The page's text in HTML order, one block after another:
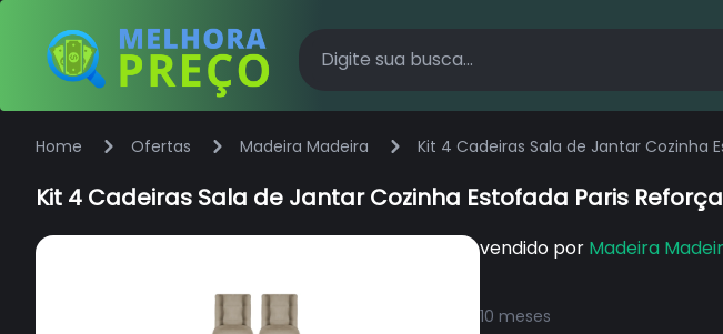
Home Ofertas Madeira Madeira Kit 4 Cadeiras Sala de Jantar Cozinha
Kit 4 Cadeiras Sala de Jantar Cozinha Estofada Paris
vendido por Madeira
10 meses